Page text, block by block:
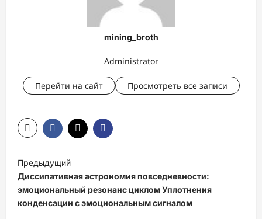
mining_broth
Administrator
Перейти на сайт Просмотреть все записи
а
в
и
Предыдущий
Диссипативная астрономия повседневности:
эмоциональный резонанс циклом Уплотнения
конденсации с эмоциональным сигналом